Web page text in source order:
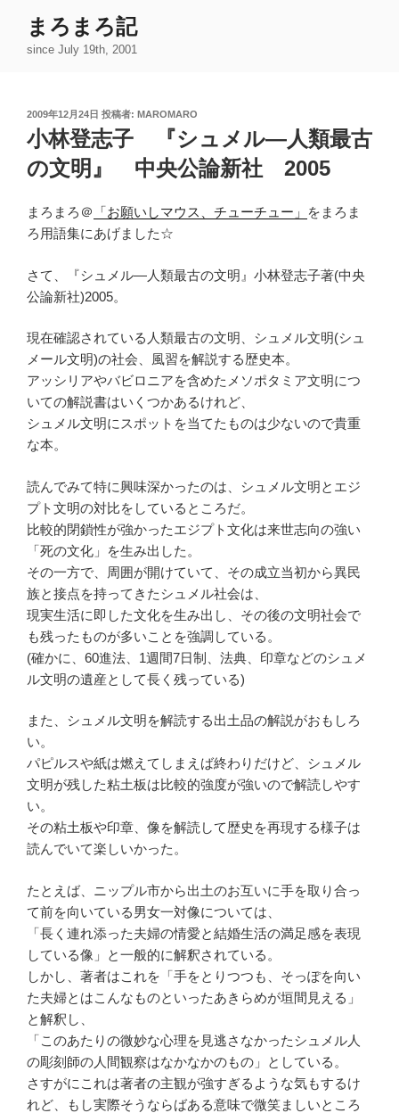
まろまろ記
since July 19th, 2001
投
日:
2009年12月24日 投稿者: MAROMARO
小林登志子 『シュメル―人類最古
の文明』 中央公論新社 2005
まろまろ＠ 「お願いしマウス、チューチュー」
をまろま
ろ用語集にあげました☆
さて、『シュメル―人類最古の文明』小林登志子著(中央
公論新社)2005。
現在確認されている人類最古の文明、シュメル文明(シュ
メール文明)の社会、風習を解説する歴史本。
アッシリアやバビロニアを含めたメソポタミア文明につ
いての解説書はいくつかあるけれど、
シュメル文明にスポットを当てたものは少ないので貴重
な本。
読んでみて特に興味深かったのは、シュメル文明とエジ
プト文明の対比をしているところだ。
比較的閉鎖性が強かったエジプト文化は来世志向の強い
「死の文化」を生み出した。
その一方で、周囲が開けていて、その成立当初から異民
族と接点を持ってきたシュメル社会は、
現実生活に即した文化を生み出し、その後の文明社会で
も残ったものが多いことを強調している。
(確かに、60進法、1週間7日制、法典、印章などのシュメ
ル文明の遺産として長く残っている)
また、シュメル文明を解読する出土品の解説がおもしろ
い。
パピルスや紙は燃えてしまえば終わりだけど、シュメル
文明が残した粘土板は比較的強度が強いので解読しやす
い。
その粘土板や印章、像を解読して歴史を再現する様子は
読んでいて楽しいかった。
たとえば、ニップル市から出土のお互いに手を取り合っ
て前を向いている男女一対像については、
「長く連れ添った夫婦の情愛と結婚生活の満足感を表現
している像」と一般的に解釈されている。
しかし、著者はこれを「手をとりつつも、そっぽを向い
た夫婦とはこんなものといったあきらめが垣間見える」
と解釈し、
「このあたりの微妙な心理を見逃さなかったシュメル人
の彫刻師の人間観察はなかなかのもの」としている。
さすがにこれは著者の主観が強すぎるような気もするけ
れど、もし実際そうならばある意味で微笑ましいところ